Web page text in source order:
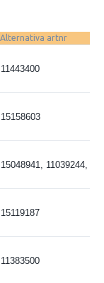
Alternativa artnr
11443400
15158603
15048941, 11039244,
15119187
11383500